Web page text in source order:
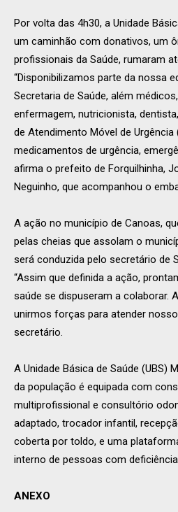
Por volta das 4h30, a Unidade
um caminhão com donativos, um
profissionais da Saúde, rumaram
“Disponibilizamos parte da nossa
Secretaria de Saúde, além
enfermagem, nutricionista,
de Atendimento Móvel de Urgência
medicamentos de urgência,
afirma o prefeito de Forquilhinha,
Neguinho, que acompanhou o
A ação no município de Canoas,
pelas cheias que assolam o
será conduzida pelo secretário de
“Assim que definida a ação,
saúde se dispuseram a colaborar.
unirmos forças para atender
secretário.
A Unidade Básica de Saúde (UBS)
da população é equipada com
multiprofissional e consultório
adaptado, trocador infantil,
coberta por toldo, e uma
interno de pessoas com
ANEXO